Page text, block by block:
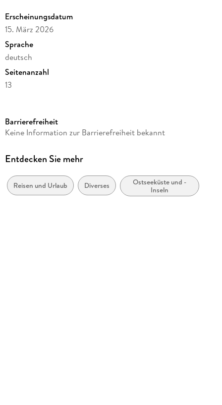
Erscheinungsdatum
15. März 2026
Sprache
deutsch
Seitenanzahl
13
Verlag/Hersteller
Produktart
Abbildungen
12 Postkarten zum abtrennen von Thomas Grundner
Barrierefreiheit
Keine Information zur Barrierefreiheit bekannt
Entdecken Sie mehr
Reisen und Urlaub Diverses
Ostseeküste und -
Inseln